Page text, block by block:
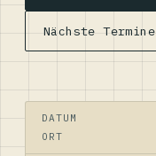
Nächste Termine
DATUM
ORT